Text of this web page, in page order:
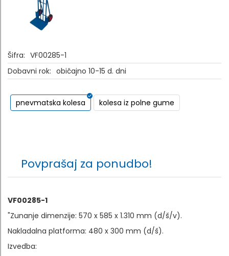
Šifra: VF00285-1
Dobavni rok: običajno 10-15 d. dni
pnevmatska kolesa kolesa iz polne gume
Povprašaj za ponudbo!
VF00285-1
"Zunanje dimenzije: 570 x 585 x 1.310 mm (d/š/v).
Nakladalna platforma: 480 x 300 mm (d/š).
Izvedba: